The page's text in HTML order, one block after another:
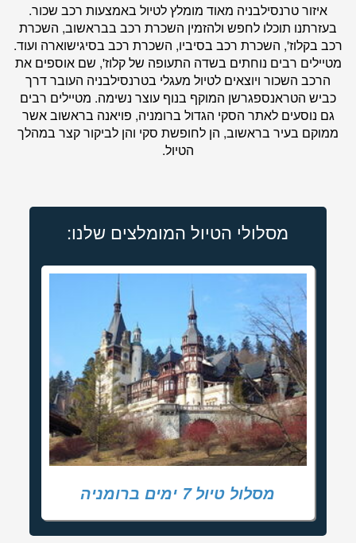
איזור טרנסילבניה מאוד מומלץ לטיול באמצעות רכב שכור.
בעזרתנו תוכלו לחפש ולהזמין השכרת רכב בבראשוב, השכרת
רכב בקלוז', השכרת רכב בסיביו, השכרת רכב בסיגישוארה ועוד.
מטיילים רבים נוחתים בשדה התעופה של קלוז', שם אוספים את
הרכב השכור ויוצאים לטיול מעגלי בטרנסילבניה העובר דרך
כביש הטראנספגרשן המוקף בנוף עוצר נשימה. מטיילים רבים
גם נוסעים לאתר הסקי הגדול ברומניה, פויאנה בראשוב אשר
ממוקם בעיר בראשוב, הן לחופשת סקי והן לביקור קצר במהלך
הטיול.
מסלולי הטיול המומלצים שלנו:
מסלול טיול 7 ימים ברומניה